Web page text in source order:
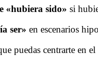
«hubiera sido» si
ser» en escenarios
puedas centrarte en